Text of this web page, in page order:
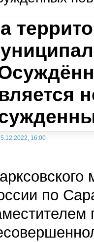
5.12.2022, 16:00
по